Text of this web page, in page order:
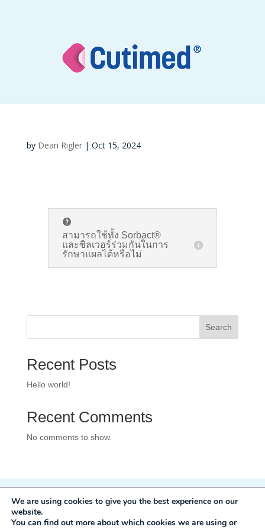
by Dean Rigler| Oct 15, 2024
สามารถใช้ทั้ง Sorbact®
และซิลเวอร์ร่วมกันในการ
รักษาแผลได้หรือไม่
Search
Recent Posts
Hello world!
Recent Comments
No comments to show.
Privacy Policy
Development:
Mole Digital
We are using cookies to give you the best experience on our
website.
You can find out more about which cookies we are using or